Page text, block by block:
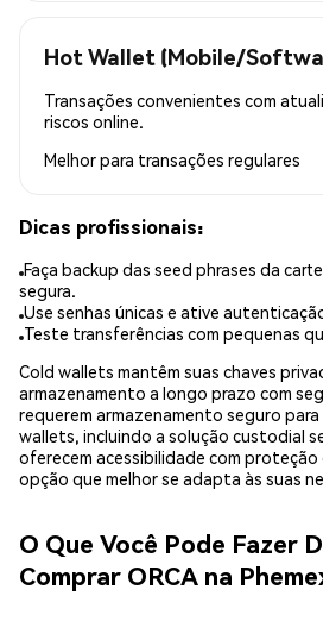
Hot Wallet (Mobile/
Transações convenientes com
riscos online.
Melhor para transações regulares
Dicas profissionais:
Faça backup das seed phrases da
segura.
Use senhas únicas e ative
Teste transferências com pequenas
Cold wallets mantêm suas chaves
armazenamento a longo prazo com
requerem armazenamento seguro
wallets, incluindo a solução custodial
oferecem acessibilidade com proteção
opção que melhor se adapta às suas
O Que Você Pode Fazer
Comprar ORCA na